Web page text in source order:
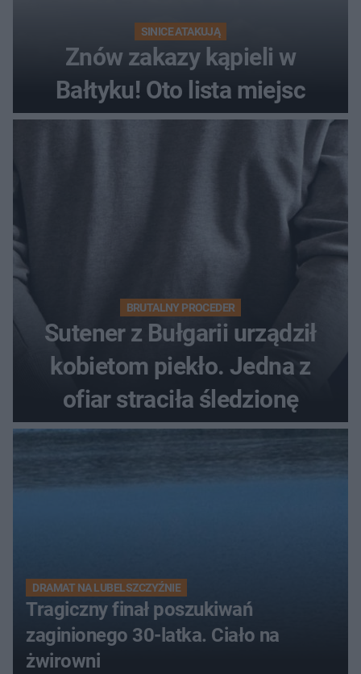
SINICE ATAKUJĄ
Znów zakazy kąpieli w
Bałtyku! Oto lista miejsc
BRUTALNY PROCEDER
Sutener z Bułgarii urządził
kobietom piekło. Jedna z
ofiar straciła śledzionę
DRAMAT NA LUBELSZCZYŹNIE
Tragiczny finał poszukiwań
zaginionego 30-latka. Ciało na
żwirowni